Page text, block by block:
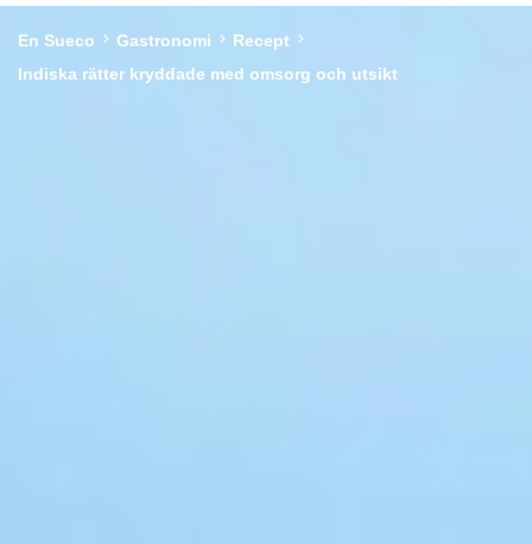
En Sueco Gastronomi
Recept
Indiska rätter kryddade med omsorg och utsikt